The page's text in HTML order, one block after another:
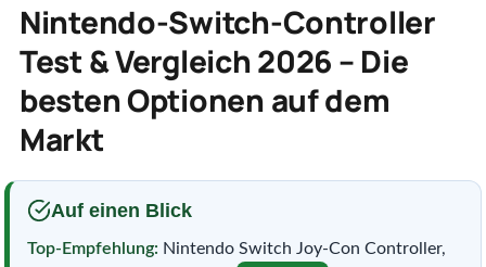
Wohnen
Service
Vergleichssiegel
Nintendo-Switch-Controller
Test & Vergleich 2026 – Die
besten Optionen auf dem
Markt
Auf einen Blick
Top-Empfehlung: Nintendo Switch Joy-Con Controller,